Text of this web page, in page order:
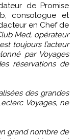
de Promise
consologue et
en Chef de
Med, opérateur
toujours l’acteur
par Voyages
réservations de
des grandes
Voyages, ne
grand nombre de